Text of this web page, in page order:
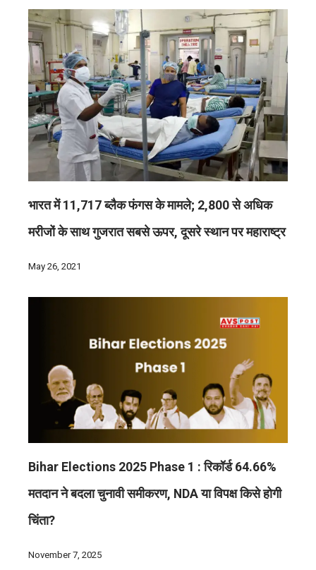
भारत में 11,717 ब्लैक फंगस के मामले; 2,800 से अधिक
मरीजों के साथ गुजरात सबसे ऊपर, दूसरे स्थान पर महाराष्ट्र
May 26, 2021
Bihar Elections 2025 Phase 1 : रिकॉर्ड 64.66%
मतदान ने बदला चुनावी समीकरण, NDA या विपक्ष किसे होगी
चिंता?
November 7, 2025